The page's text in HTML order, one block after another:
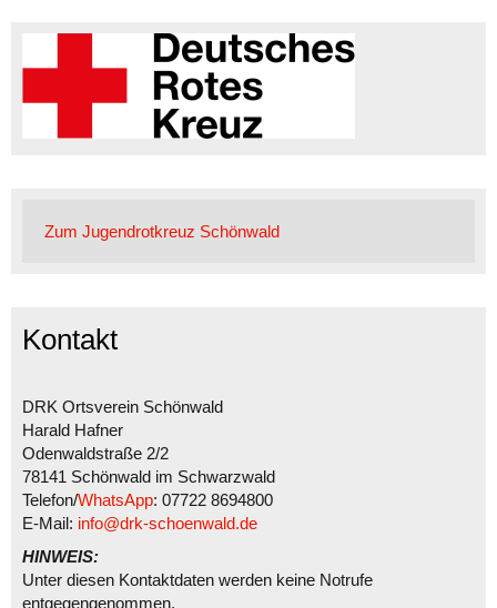
Zum Jugendrotkreuz Schönwald
Kontakt
DRK Ortsverein Schönwald
Harald Hafner
Odenwaldstraße 2/2
78141 Schönwald im Schwarzwald
Telefon/WhatsApp: 07722 8694800
E-Mail: info@drk-schoenwald.de
HINWEIS:
Unter diesen Kontaktdaten werden keine Notrufe
entgegengenommen.